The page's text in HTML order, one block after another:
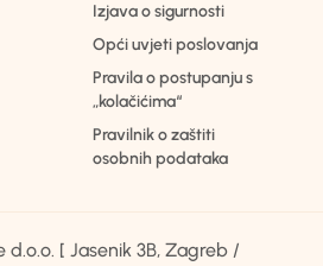
Izjava o sigurnosti
Opći uvjeti poslovanja
Pravila o postupanju s
„kolačićima“
Pravilnik o zaštiti
osobnih podataka
d.o.o. [ Jasenik 3B, Zagreb /